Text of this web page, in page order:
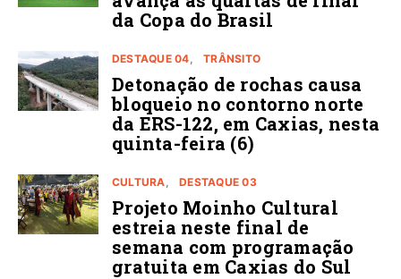
da Copa do Brasil
DESTAQUE 04 TRÂNSITO
Detonação de rochas causa
bloqueio no contorno norte
da ERS-122, em Caxias, nesta
quinta-feira (6)
CULTURA DESTAQUE 03
Projeto Moinho Cultural
estreia neste final de
semana com programação
gratuita em Caxias do Sul